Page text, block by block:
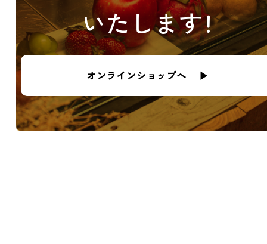
いたします！
オンラインショップへ ▶︎